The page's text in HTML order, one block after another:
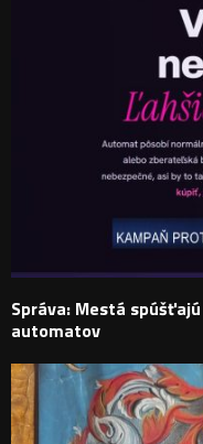
Správa: Mestá
automatov